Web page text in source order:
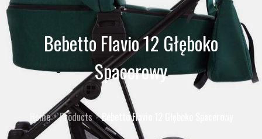
Bebetto Flavio 12 Głęboko
Spacerowy
Home Products Bebetto Flavio 12 Głęboko Spacerowy